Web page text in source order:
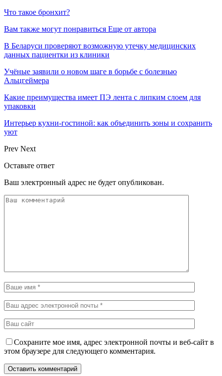
Что такое бронхит?
Вам также могут понравиться Еще от автора
В Беларуси проверяют возможную утечку медицинских
данных пациентки из клиники
Учёные заявили о новом шаге в борьбе с болезнью
Альцгеймера
Какие преимущества имеет ПЭ лента с липким слоем для
упаковки
Интерьер кухни-гостиной: как объединить зоны и сохранить
уют
Prev Next
Оставьте ответ
Ваш электронный адрес не будет опубликован.
Сохраните мое имя, адрес электронной почты и веб-сайт в
этом браузере для следующего комментария.